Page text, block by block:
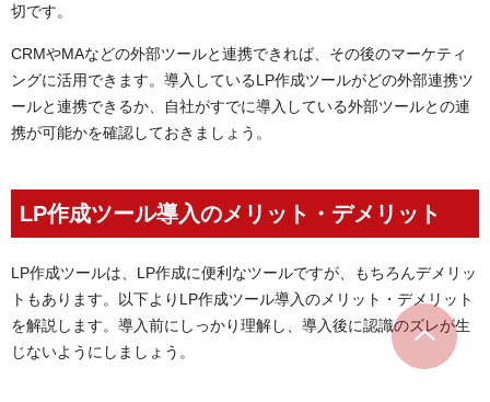
切です。
CRMやMAなどの外部ツールと連携できれば、その後のマーケティ
ングに活用できます。導入しているLP作成ツールがどの外部連携ツ
ールと連携できるか、自社がすでに導入している外部ツールとの連
携が可能かを確認しておきましょう。
LP作成ツール導入のメリット・デメリット
LP作成ツールは、LP作成に便利なツールですが、もちろんデメリッ
トもあります。以下よりLP作成ツール導入のメリット・デメリット
を解説します。導入前にしっかり理解し、導入後に認識のズレが生
じないようにしましょう。